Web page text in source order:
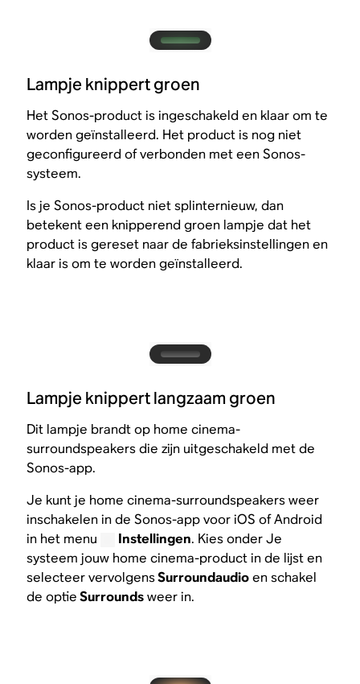
Lampje knippert groen
Het Sonos-product is ingeschakeld en klaar om te
worden geïnstalleerd. Het product is nog niet
geconfigureerd of verbonden met een Sonos-
systeem.
Is je Sonos-product niet splinternieuw, dan
betekent een knipperend groen lampje dat het
product is gereset naar de fabrieksinstellingen en
klaar is om te worden geïnstalleerd.
Lampje knippert langzaam groen
Dit lampje brandt op home cinema-
surroundspeakers die zijn uitgeschakeld met de
Sonos-app.
Je kunt je home cinema-surroundspeakers weer
inschakelen in de Sonos-app voor iOS of Android
in het menu
Instellingen. Kies onder Je
systeem jouw home cinema-product in de lijst en
selecteer vervolgensSurroundaudioen schakel
de optieSurroundsweer in.